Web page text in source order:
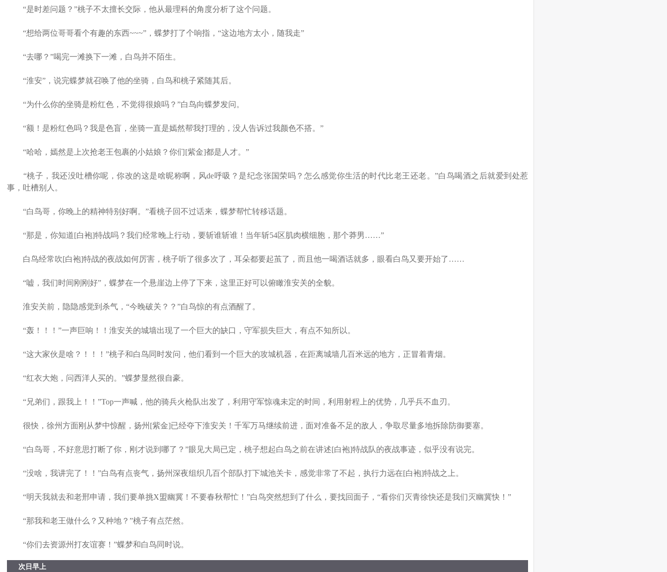
“是时差问题？”桃子不太擅长交际，他从最理科的角度分析了这个问题。
“想给两位哥哥看个有趣的东西~~~”，蝶梦打了个响指，“这边地方太小，随我走”
“去哪？”喝完一滩换下一滩，白鸟并不陌生。
“淮安”，说完蝶梦就召唤了他的坐骑，白鸟和桃子紧随其后。
“为什么你的坐骑是粉红色，不觉得很娘吗？”白鸟向蝶梦发问。
“额！是粉红色吗？我是色盲，坐骑一直是嫣然帮我打理的，没人告诉过我颜色不搭。”
“哈哈，嫣然是上次抢老王包裹的小姑娘？你们[紫金]都是人才。”
“桃子，我还没吐槽你呢，你改的这是啥昵称啊，风de呼吸？是纪念张国荣吗？怎么感觉你生活的时代比老王还老。”白鸟喝酒之后就爱到处惹
事，吐槽别人。
“白鸟哥，你晚上的精神特别好啊。”看桃子回不过话来，蝶梦帮忙转移话题。
“那是，你知道[白袍]特战吗？我们经常晚上行动，要斩谁斩谁！当年斩54区肌肉横细胞，那个莽男……”
白鸟经常吹[白袍]特战的夜战如何厉害，桃子听了很多次了，耳朵都要起茧了，而且他一喝酒话就多，眼看白鸟又要开始了……
“嘘，我们时间刚刚好”，蝶梦在一个悬崖边上停了下来，这里正好可以俯瞰淮安关的全貌。
淮安关前，隐隐感觉到杀气，“今晚破关？？”白鸟惊的有点酒醒了。
“轰！！！”一声巨响！！淮安关的城墙出现了一个巨大的缺口，守军损失巨大，有点不知所以。
“这大家伙是啥？！！！”桃子和白鸟同时发问，他们看到一个巨大的攻城机器，在距离城墙几百米远的地方，正冒着青烟。
“红衣大炮，问西洋人买的。”蝶梦显然很自豪。
“兄弟们，跟我上！！”Top一声喊，他的骑兵火枪队出发了，利用守军惊魂未定的时间，利用射程上的优势，几乎兵不血刃。
很快，徐州方面刚从梦中惊醒，扬州[紫金]已经夺下淮安关！千军万马继续前进，面对准备不足的敌人，争取尽量多地拆除防御要塞。
“白鸟哥，不好意思打断了你，刚才说到哪了？”眼见大局已定，桃子想起白鸟之前在讲述[白袍]特战队的夜战事迹，似乎没有说完。
“没啥，我讲完了！！”白鸟有点丧气，扬州深夜组织几百个部队打下城池关卡，感觉非常了不起，执行力远在[白袍]特战之上。
“明天我就去和老邢申请，我们要单挑X盟幽冀！不要春秋帮忙！”白鸟突然想到了什么，要找回面子，“看你们灭青徐快还是我们灭幽冀快！”
“那我和老王做什么？又种地？”桃子有点茫然。
“你们去资源州打友谊赛！”蝶梦和白鸟同时说。
次日早上